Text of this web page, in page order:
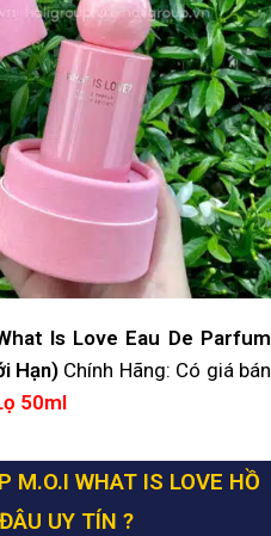
Is Love Eau De Parfum
Hạn) Chính Hãng: Có giá bán
50ml
M.O.I WHAT IS LOVE HỒ
UY TÍN ?